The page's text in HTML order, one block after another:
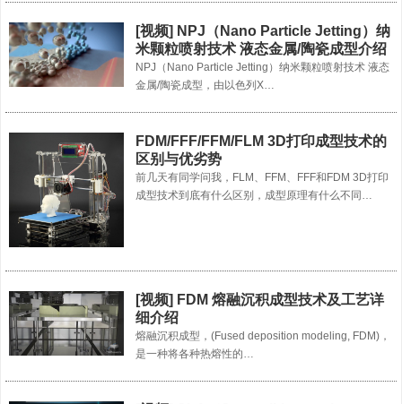
[视频] NPJ（Nano Particle Jetting）纳
米颗粒喷射技术 液态金属/陶瓷成型介绍
NPJ（Nano Particle Jetting）纳米颗粒喷射技术 液态
金属/陶瓷成型，由以色列X…
FDM/FFF/FFM/FLM 3D打印成型技术的
区别与优劣势
前几天有同学问我，FLM、FFM、FFF和FDM 3D打印
成型技术到底有什么区别，成型原理有什么不同…
[视频] FDM 熔融沉积成型技术及工艺详
细介绍
熔融沉积成型，(Fused deposition modeling, FDM)，
是一种将各种热熔性的…